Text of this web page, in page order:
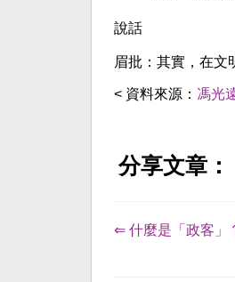
說話
眉批：其實，在文
< 資料來源： 馮光
分享文章：
⇐ 什麼是「政客」